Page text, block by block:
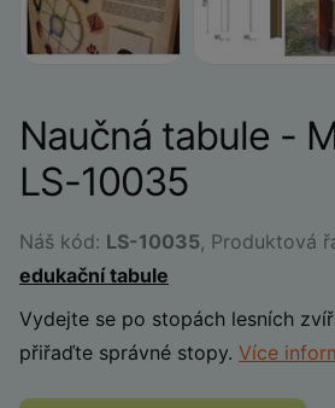
Naučná tabule -
LS-10035
Náš kód: LS-10035, Produktová
edukační tabule
Vydejte se po stopách lesních
přiřaďte správné stopy. Více